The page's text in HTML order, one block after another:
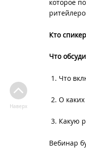
которое
Кто
Что
Что
О
Какую
Вебинар
Наверх